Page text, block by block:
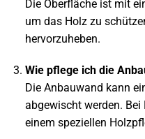
Die Oberfläche ist mit
um das Holz zu
hervorzuheben.
Wie pflege ich die
Die Anbauwand kann
abgewischt werden.
einem speziellen